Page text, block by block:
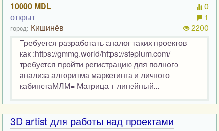
10000 MDL
открыт
город: Кишинёв
0
1
2200
Требуется разработать аналог таких проектов
как :https://gmmg.world/https://stepium.com/
требуется пройти регистрацию для полного
анализа алгоритма маркетинга и личного
кабинетаМЛМ= Матрица + линейный...
3D artist для работы над проектами